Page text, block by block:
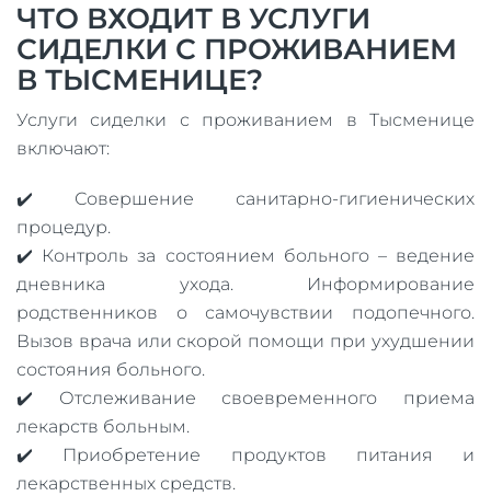
ЧТО ВХОДИТ В УСЛУГИ
СИДЕЛКИ С ПРОЖИВАНИЕМ
В ТЫСМЕНИЦЕ?
Услуги сиделки с проживанием в Тысменице
включают:
✔️ Совершение санитарно-гигиенических
процедур.
✔️ Контроль за состоянием больного – ведение
дневника ухода. Информирование
родственников о самочувствии подопечного.
Вызов врача или скорой помощи при ухудшении
состояния больного.
✔️ Отслеживание своевременного приема
лекарств больным.
✔️ Приобретение продуктов питания и
лекарственных средств.